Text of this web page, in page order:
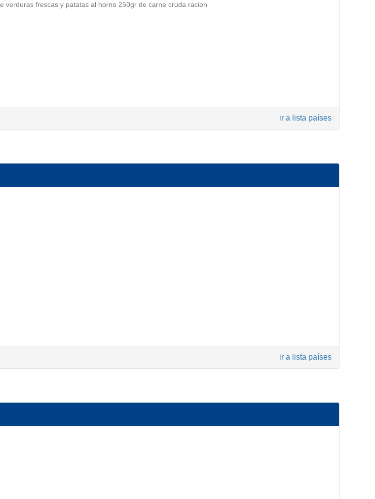
verduras frescas y patatas al horno 250gr de carne cruda racion
ir a lista países
ir a lista países